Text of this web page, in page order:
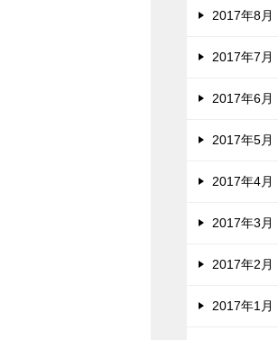
2017年8月
2017年7月
2017年6月
2017年5月
2017年4月
2017年3月
2017年2月
2017年1月